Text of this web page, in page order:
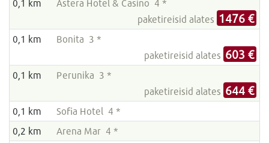
0,1 km
Astera Hotel & Casino 4 *
paketireisid alates 1476 €
0,1 km
Bonita 3 *
paketireisid alates 603 €
0,1 km
Perunika 3 *
paketireisid alates 644 €
0,1 km
Sofia Hotel 4 *
0,2 km
Arena Mar 4 *